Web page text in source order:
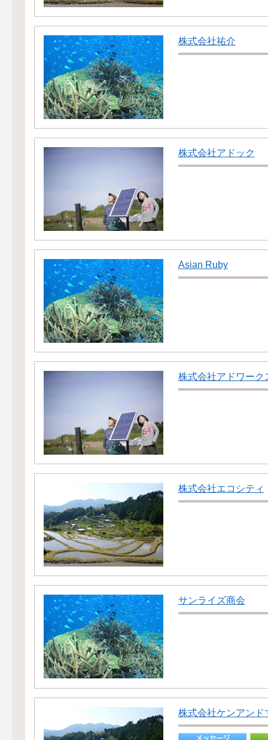
株式会社祐介
株式会社アドック
Asian Ruby
株式会社アドワーク
株式会社エコシティ
サンライズ商会
株式会社ケンアンド